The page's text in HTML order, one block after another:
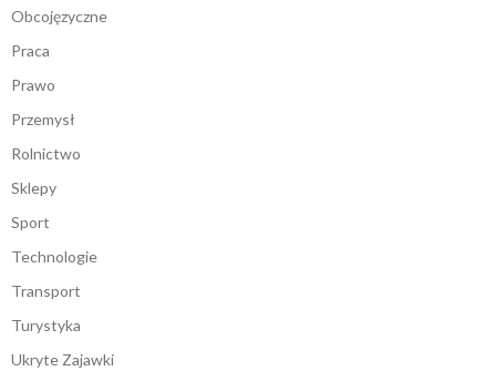
Obcojęzyczne
Praca
Prawo
Przemysł
Rolnictwo
Sklepy
Sport
Technologie
Transport
Turystyka
Ukryte Zajawki